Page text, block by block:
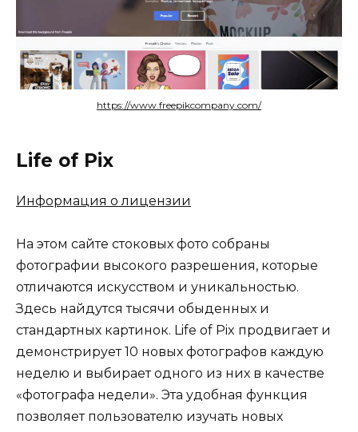
https://www.freepikcompany.com/
Life of Pix
Информация о лицензии
На этом сайте стоковых фото собраны
фотографии высокого разрешения, которые
отличаются искусством и уникальностью.
Здесь найдутся тысячи обыденных и
стандартных картинок. Life of Pix продвигает и
демонстрирует 10 новых фотографов каждую
неделю и выбирает одного из них в качестве
«фотографа недели». Эта удобная функция
позволяет пользователю изучать новых